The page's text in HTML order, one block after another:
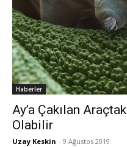
Haberler
Ay’a Çakılan
Olabilir
Uzay Keskin - 9 Ağustos 2019